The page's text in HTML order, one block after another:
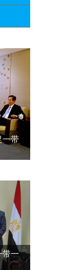
产业发
促一
发展
事 促一
发展
國際標
部拿
國環
一带
带一